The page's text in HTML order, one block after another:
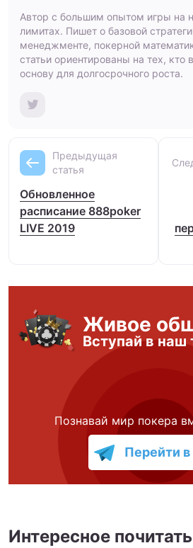
Автор с большим опытом игры на
лимитах. Пишет о базовой
менеджменте, покерной
статьи ориентированы на тех, кто
основу для долгосрочного роста.
Предыдущая
статья
Обновленное
расписание 888poker
LIVE 2019
Живое
Вступай в наш
Познавай мир покера
Перейти в
Интересное почитать